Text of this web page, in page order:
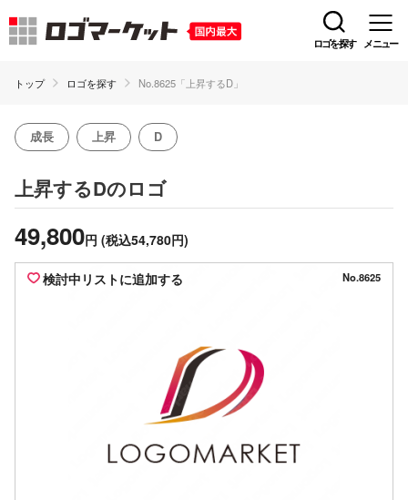
ロゴを探す メニュー
トップ ロゴを探す No.8625「上昇するD」
成長 上昇 D
上昇するDのロゴ
49,800円 (税込54,780円)
検討中リストに追加する No.8625